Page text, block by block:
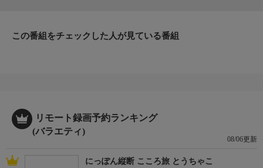
この番組をチェックした人が見ている番組
リモート録画予約ランキング
(バラエティ)
08/06更新
にっぽん縦断 こころ旅 とうちゃこ